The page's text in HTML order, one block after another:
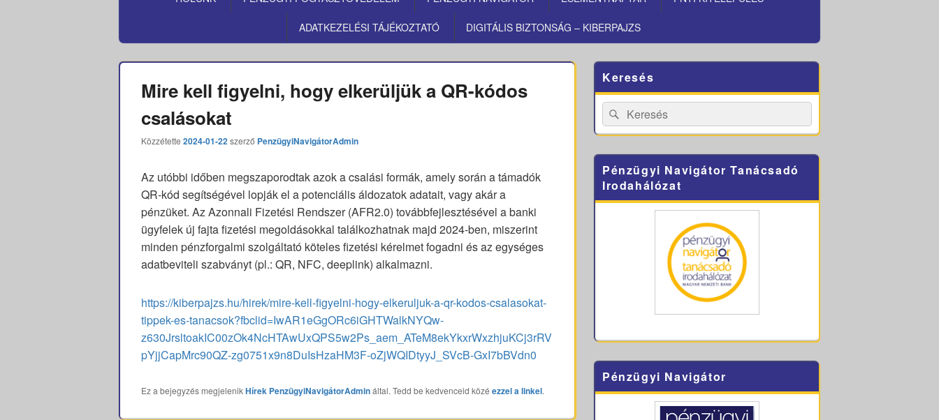
ADATKEZELÉSI TÁJÉKOZTATÓ DIGITÁLIS BIZTONSÁG – KIBERPAJZS
Mire kell figyelni, hogy elkerüljük a QR-kódos
csalásokat
Közzétette 2024-01-22szerző PenzügyiNavigátorAdmin
Az utóbbi időben megszaporodtak azok a csalási formák, amely során a támadók
QR-kód segítségével lopják el a potenciális áldozatok adatait, vagy akár a
pénzüket. Az Azonnali Fizetési Rendszer (AFR2.0) továbbfejlesztésével a banki
ügyfelek új fajta fizetési megoldásokkal találkozhatnak majd 2024-ben, miszerint
minden pénzforgalmi szolgáltató köteles fizetési kérelmet fogadni és az egységes
adatbeviteli szabványt (pl.: QR, NFC, deeplink) alkalmazni.
https://kiberpajzs.hu/hirek/mire-kell-figyelni-hogy-elkeruljuk-a-qr-kodos-csalasokat-
tippek-es-tanacsok?fbclid=IwAR1eGgORc6iGHTWalkNYQw-
z630JrsltoakIC00zOk4NcHTAwUxQPS5w2Ps_aem_ATeM8ekYkxrWxzhjuKCj3rRV
pYjjCapMrc90QZ-zg0751x9n8DuIsHzaHM3F-oZjWQIDtyyJ_SVcB-GxI7bBVdn0
Ez a bejegyzés megjelenikHírek PenzügyiNavigátorAdmináltal. Tedd be kedvenceid közé ezzel a linkel.
Sidebar
Widget
Area
Keresés
Search
for:
Search
Pénzügyi Navigátor Tanácsadó
Irodahálózat
Pénzügyi Navigátor